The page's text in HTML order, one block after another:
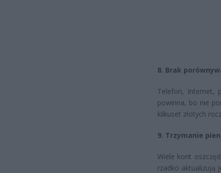
8. Brak
Telefon, Internet,
powinna, bo nie
kilkuset złotych
9. Trzymanie
Wiele kont
rzadko aktualizują